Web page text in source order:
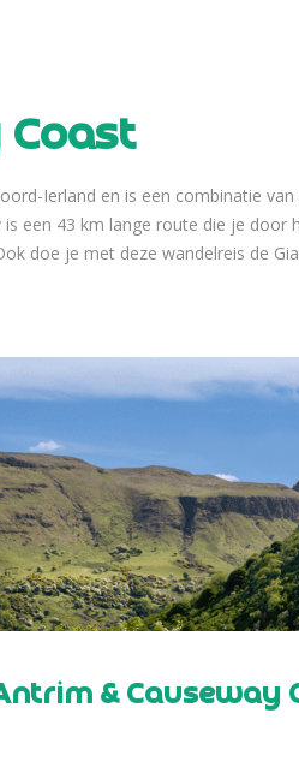
Ierland en is een combinatie van
is een 43 km lange route die je door
doe je met deze wandelreis de
& Causeway